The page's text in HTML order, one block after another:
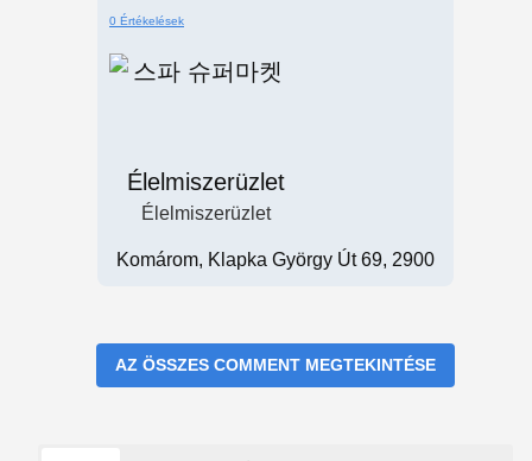
0 Értékelések
Élelmiszerüzlet
Élelmiszerüzlet
Komárom, Klapka György Út 69, 2900
AZ ÖSSZES COMMENT MEGTEKINTÉSE